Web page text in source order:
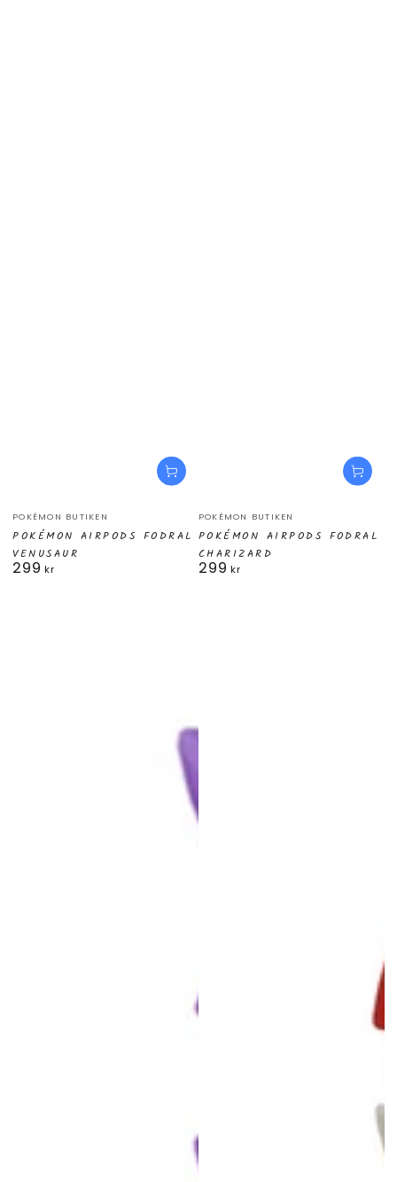
Säljare:
POKÉMON BUTIKEN
POKÉMON AIRPODS FODRAL
VENUSAUR
Ordinarie
299 kr
Säljare:
POKÉMON BUTIKEN
POKÉMON AIRPODS FODRAL
CHARIZARD
Ordinarie
299 kr